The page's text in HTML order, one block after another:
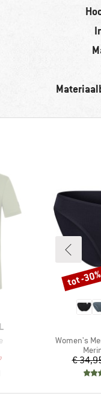
prijs
Artikel
Women's
€
Korting
tot -